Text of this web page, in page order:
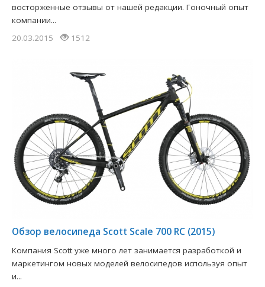
восторженные отзывы от нашей редакции. Гоночный опыт
компании...
20.03.2015
1512
​Обзор велосипеда Scott Scale 700 RC (2015)
Компания Scott уже много лет занимается разработкой и
маркетингом новых моделей велосипедов используя опыт
и...